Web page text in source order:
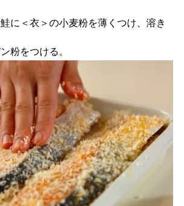
に＜衣＞の小麦粉を薄くつけ、溶き
粉をつける。